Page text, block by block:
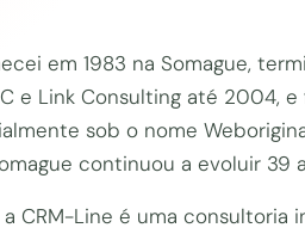
em 1983 na Somague,
e Link Consulting até 2004,
sob o nome
continuou a evoluir 39
a CRM-Line é uma consultoria